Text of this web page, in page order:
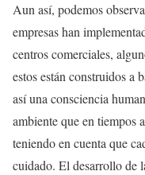
Aun así, podemos
empresas han
centros comerciales,
estos están construidos a
así una consciencia
ambiente que en tiempos
teniendo en cuenta que
cuidado. El desarrollo de